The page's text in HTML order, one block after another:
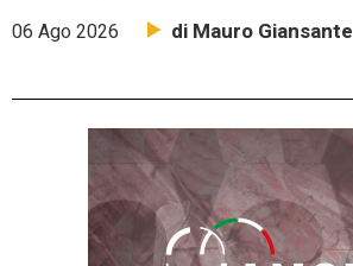
06 Ago 2026 di Mauro Giansante